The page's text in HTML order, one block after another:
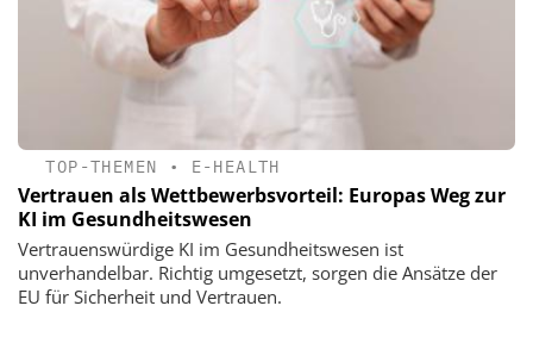
TOP-THEMEN • E-HEALTH
Vertrauen als Wettbewerbsvorteil: Europas Weg zur
KI im Gesundheitswesen
Vertrauenswürdige KI im Gesundheitswesen ist
unverhandelbar. Richtig umgesetzt, sorgen die Ansätze der
EU für Sicherheit und Vertrauen.